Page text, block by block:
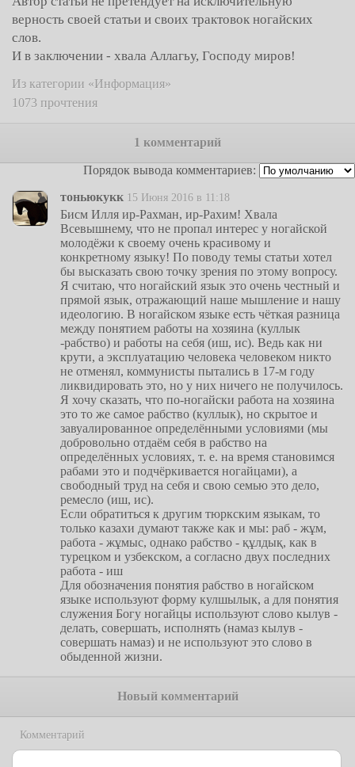
верность своей статьи и своих трактовок ногайских
слов.
И в заключении - хвала Аллагьу, Господу миров!
Из категории «Информация»
1073 прочтения
1 комментарий
Порядок вывода комментариев:
тоньюкукк 15 Июня 2016 в 11:18
Бисм Илля ир-Рахман, ир-Рахим! Хвала
Всевышнему, что не пропал интерес у ногайской
молодёжи к своему очень красивому и
конкретному языку! По поводу темы статьи хотел
бы высказать свою точку зрения по этому вопросу.
Я считаю, что ногайский язык это очень честный и
прямой язык, отражающий наше мышление и нашу
идеологию. В ногайском языке есть чёткая разница
между понятием работы на хозяина (куллык
-рабство) и работы на себя (иш, ис). Ведь как ни
крути, а эксплуатацию человека человеком никто
не отменял, коммунисты пытались в 17-м году
ликвидировать это, но у них ничего не получилось.
Я хочу сказать, что по-ногайски работа на хозяина
это то же самое рабство (куллык), но скрытое и
завуалированное определёнными условиями (мы
добровольно отдаём себя в рабство на
определённых условиях, т. е. на время становимся
рабами это и подчёркивается ногайцами), а
свободный труд на себя и свою семью это дело,
ремесло (иш, ис).
Если обратиться к другим тюркским языкам, то
только казахи думают также как и мы: раб - жұм,
работа - жұмыс, однако рабство - құлдық, как в
турецком и узбекском, а согласно двух последних
работа - иш
Для обозначения понятия рабство в ногайском
языке используют форму кулшылык, а для понятия
служения Богу ногайцы используют слово кылув -
делать, совершать, исполнять (намаз кылув -
совершать намаз) и не используют это слово в
обыденной жизни.
Новый комментарий
Комментарий